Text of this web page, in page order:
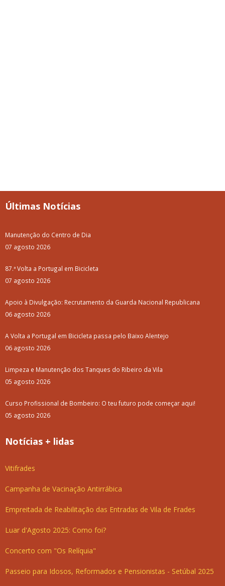
Últimas Notícias
Manutenção do Centro de Dia
07 agosto 2026
87.ª Volta a Portugal em Bicicleta
07 agosto 2026
Apoio à Divulgação: Recrutamento da Guarda Nacional Republicana
06 agosto 2026
A Volta a Portugal em Bicicleta passa pelo Baixo Alentejo
06 agosto 2026
Limpeza e Manutenção dos Tanques do Ribeiro da Vila
05 agosto 2026
Curso Profissional de Bombeiro: O teu futuro pode começar aqui!
05 agosto 2026
Notícias + lidas
Vitifrades
Campanha de Vacinação Antirrábica
Empreitada de Reabilitação das Entradas de Vila de Frades
Luar d'Agosto 2025: Como foi?
Concerto com "Os Relíquia"
Passeio para Idosos, Reformados e Pensionistas - Setúbal 2025